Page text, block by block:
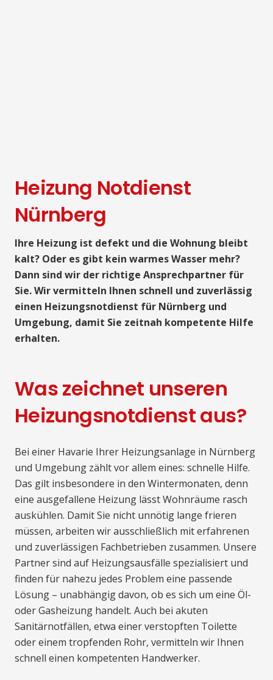
Heizung Notdienst
Nürnberg
Ihre Heizung ist defekt und die Wohnung bleibt
kalt? Oder es gibt kein warmes Wasser mehr?
Dann sind wir der richtige Ansprechpartner für
Sie. Wir vermitteln Ihnen schnell und zuverlässig
einen Heizungsnotdienst für Nürnberg und
Umgebung, damit Sie zeitnah kompetente Hilfe
erhalten.
Was zeichnet unseren
Heizungsnotdienst aus?
Bei einer Havarie Ihrer Heizungsanlage in Nürnberg
und Umgebung zählt vor allem eines: schnelle Hilfe.
Das gilt insbesondere in den Wintermonaten, denn
eine ausgefallene Heizung lässt Wohnräume rasch
auskühlen. Damit Sie nicht unnötig lange frieren
müssen, arbeiten wir ausschließlich mit erfahrenen
und zuverlässigen Fachbetrieben zusammen. Unsere
Partner sind auf Heizungsausfälle spezialisiert und
finden für nahezu jedes Problem eine passende
Lösung – unabhängig davon, ob es sich um eine Öl-
oder Gasheizung handelt. Auch bei akuten
Sanitärnotfällen, etwa einer verstopften Toilette
oder einem tropfenden Rohr, vermitteln wir Ihnen
schnell einen kompetenten Handwerker.